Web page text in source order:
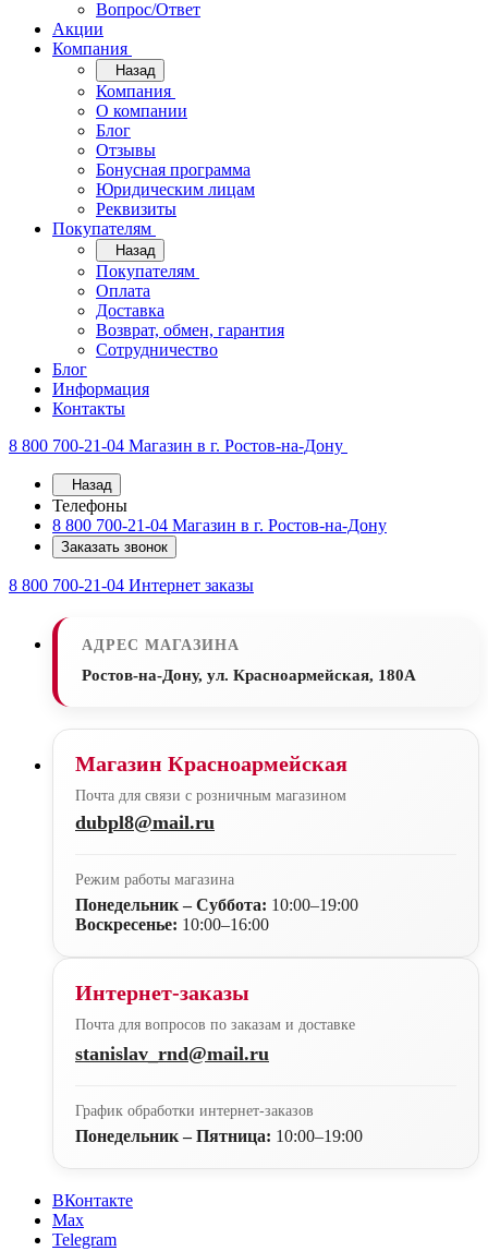
Вопрос/Ответ
Акции
Компания
Назад
Компания
О компании
Блог
Отзывы
Бонусная программа
Юридическим лицам
Реквизиты
Покупателям
Назад
Покупателям
Оплата
Доставка
Возврат, обмен, гарантия
Сотрудничество
Блог
Информация
Контакты
8 800 700-21-04 Магазин в г. Ростов-на-Дону
Назад
Телефоны
8 800 700-21-04 Магазин в г. Ростов-на-Дону
Заказать звонок
8 800 700-21-04 Интернет заказы
АДРЕС МАГАЗИНА
Ростов-на-Дону, ул. Красноармейская, 180А
Магазин Красноармейская
Почта для связи с розничным магазином
dubpl8@mail.ru
Режим работы магазина
Понедельник – Суббота: 10:00–19:00
Воскресенье: 10:00–16:00
Интернет-заказы
Почта для вопросов по заказам и доставке
stanislav_rnd@mail.ru
График обработки интернет-заказов
Понедельник – Пятница: 10:00–19:00
ВКонтакте
Max
Telegram